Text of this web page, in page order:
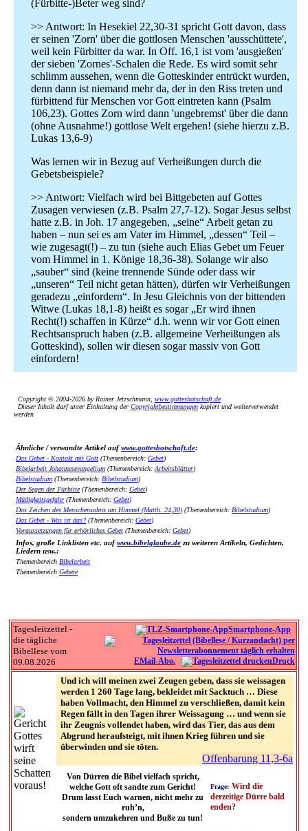
(Fürbitte-)Beter weg sind?
>> Antwort: In Hesekiel 22,30-31 spricht Gott davon, dass
er seinen 'Zorn' über die gottlosen Menschen 'ausschüttete',
weil kein Fürbitter da war. In Off. 16,1 ist vom 'ausgießen'
der sieben 'Zornes'-Schalen die Rede. Es wird somit sehr
schlimm aussehen, wenn die Gotteskinder entrückt wurden,
denn dann ist niemand mehr da, der in den Riss treten und
fürbittend für Menschen vor Gott eintreten kann (Psalm
106,23). Gottes Zorn wird dann 'ungebremst' über die dann
(ohne Ausnahme!) gottlose Welt ergehen! (siehe hierzu z.B.
Lukas 13,6-9)
Was lernen wir in Bezug auf Verheißungen durch die
Gebetsbeispiele?
>> Antwort: Vielfach wird bei Bittgebeten auf Gottes
Zusagen verwiesen (z.B. Psalm 27,7-12). Sogar Jesus selbst
hatte z.B. in Joh. 17 angegeben, „seine“ Arbeit getan zu
haben – nun sei es am Vater im Himmel, „dessen“ Teil –
wie zugesagt(!) – zu tun (siehe auch Elias Gebet um Feuer
vom Himmel in 1. Könige 18,36-38). Solange wir also
„sauber“ sind (keine trennende Sünde oder dass wir
„unseren“ Teil nicht getan hätten), dürfen wir Verheißungen
geradezu „einfordern“. In Jesu Gleichnis von der bittenden
Witwe (Lukas 18,1-8) heißt es sogar „Er wird ihnen
Recht(!) schaffen in Kürze“ d.h. wenn wir vor Gott einen
Rechtsanspruch haben (z.B. allgemeine Verheißungen als
Gotteskind), sollen wir diesen sogar massiv von Gott
einfordern!
Copyright © 2004-2026 by Rainer Jetzschmann, www.gottesbotschaft.de
Dieser Inhalt darf unter Einhaltung der Copyrightbestimmungen kopiert und weiterverwendet
werden
Ähnliche / verwandte Artikel aufwww.gottesbotschaft.de:
Das Gebet - Kontakt mit Gott (Themenbereich: Gebet)
Bibelarbeit Johannesevangelium (Themenbereich: Arbeitsblätter)
Bibelstudium (Themenbereich: Bibelstudium)
Der Segen der Fürbitte(Themenbereich: Gebet)
Müdigkeitsgefahr (Themenbereich: Gebet)
Das Zeichen des Menschensohns am Himmel (Matth. 24,30) (Themenbereich: Bibelstudium)
Das Gebet - Was ist das? (Themenbereich: Gebet)
Voraussetzungen für erhörliches Gebet (Themenbereich: Gebet)
Infos, große Linklisten etc. aufwww.bibelglaube.de zu weiteren Artikeln, Gedichten,
Liedern usw.:
Themenbereich Bibelarbeit
Themenbereich Gebete
Tagesleitzettel -
die tägliche
Bibellese vom
09.08.2026
Smartphone-App
EMail-Abo. Druck
Und ich will meinen zwei Zeugen geben, dass sie weissagen
werden 1 260 Tage lang, bekleidet mit Sacktuch … Diese
haben Vollmacht, den Himmel zu verschließen, damit kein
Regen fällt in den Tagen ihrer Weissagung … und wenn sie
ihr Zeugnis vollendet haben, wird das Tier, das aus dem
Abgrund heraufsteigt, mit ihnen Krieg führen und sie
überwinden und sie töten.
Offenbarung 11,3-6a
Von Dürren die Bibel vielfach spricht,
welche Gott oft sandte zum Gericht!
Drum lasst Euch warnen, nicht mehr zu
ruh’n,
sondern umzukehren und Buße zu tun!
Frage: Wird die
derzeitige Dürre bald
enden?